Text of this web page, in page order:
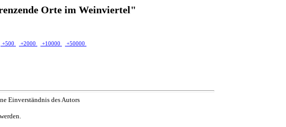
Orte im Weinviertel"
+500 +2000 +10000 +50000
Einverständnis des Autors